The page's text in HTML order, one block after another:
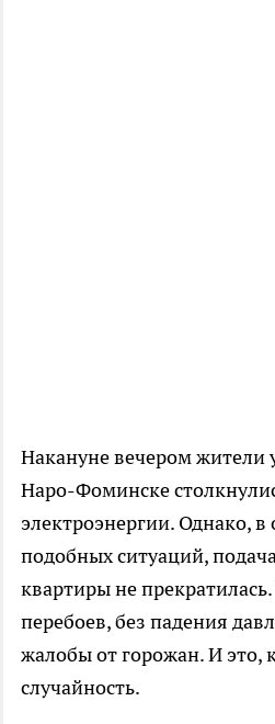
Накануне вечером
Наро-Фоминске
электроэнергии. Однако,
подобных ситуаций,
квартиры не прекратилась.
перебоев, без падения
жалобы от горожан. И это,
случайность.